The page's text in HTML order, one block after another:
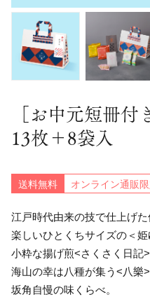
［お中元短冊付
13枚＋8袋入
送料無料 オンライン通販
江戸時代由来の技で仕上げ
楽しいひとくちサイズの＜姫
小粋な揚げ煎<さくさく日記>
海山の幸は八種が集う<八樂>
坂角自慢の味くらべ。